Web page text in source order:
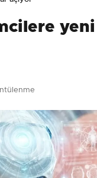
Gönderyeni